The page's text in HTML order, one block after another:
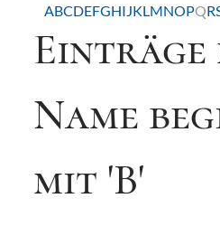
ABCDEFGHIJKLMNOPQR
Einträge
Name
mit 'B'